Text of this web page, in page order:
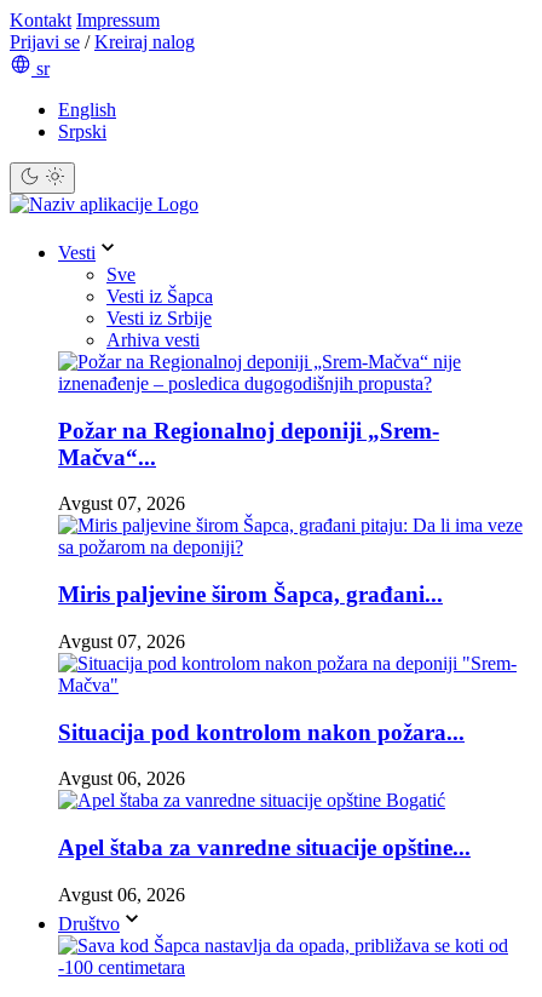
Kontakt Impressum
Prijavi se / Kreiraj nalog
sr
English
Srpski
Vesti
Sve
Vesti iz Šapca
Vesti iz Srbije
Arhiva vesti
Požar na Regionalnoj deponiji „Srem-
Mačva“...
Avgust 07, 2026
Miris paljevine širom Šapca, građani...
Avgust 07, 2026
Situacija pod kontrolom nakon požara...
Avgust 06, 2026
Apel štaba za vanredne situacije opštine...
Avgust 06, 2026
Društvo